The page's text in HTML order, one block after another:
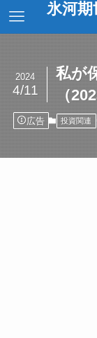
氷河
私が
（
2024
4/11
広告 投資関連